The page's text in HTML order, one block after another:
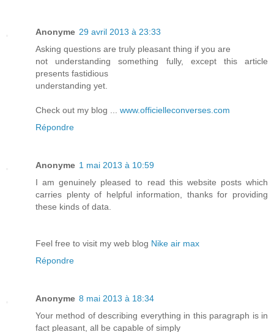
Anonyme 29 avril 2013 à 23:33
Asking questions are truly pleasant thing if you are
not understanding something fully, except this article
presents fastidious
understanding yet.
Check out my blog ... www.officielleconverses.com
Répondre
Anonyme 1 mai 2013 à 10:59
I am genuinely pleased to read this website posts which
carries plenty of helpful information, thanks for providing
these kinds of data.
Feel free to visit my web blog Nike air max
Répondre
Anonyme 8 mai 2013 à 18:34
Your method of describing everything in this paragraph is in
fact pleasant, all be capable of simply